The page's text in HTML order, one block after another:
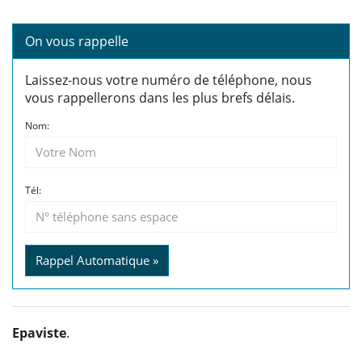
On vous rappelle
Laissez-nous votre numéro de téléphone, nous
vous rappellerons dans les plus brefs délais.
Nom:
Tél:
Rappel Automatique »
Epaviste.